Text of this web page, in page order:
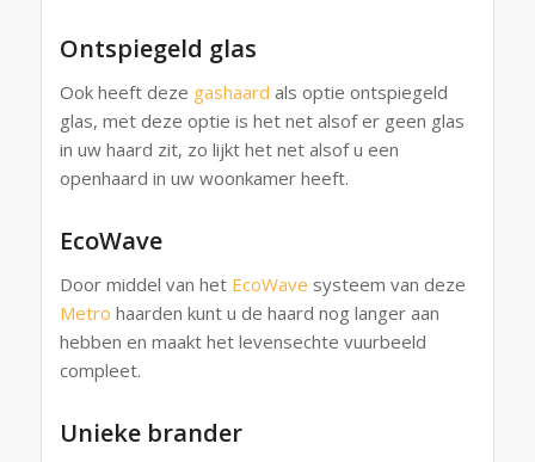
Ontspiegeld glas
Ook heeft deze gashaard als optie ontspiegeld
glas, met deze optie is het net alsof er geen glas
in uw haard zit, zo lijkt het net alsof u een
openhaard in uw woonkamer heeft.
EcoWave
Door middel van het EcoWave systeem van deze
Metro haarden kunt u de haard nog langer aan
hebben en maakt het levensechte vuurbeeld
compleet.
Unieke brander